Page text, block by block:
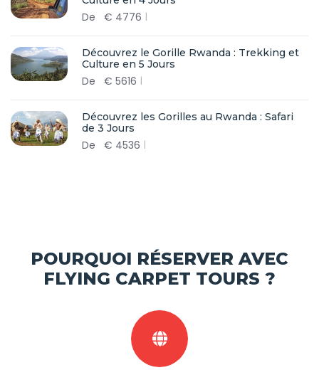
De € 4776
Découvrez le Gorille Rwanda : Trekking et
Culture en 5 Jours
De € 5616
Découvrez les Gorilles au Rwanda : Safari
de 3 Jours
De € 4536
POURQUOI RÉSERVER AVEC
FLYING CARPET TOURS ?